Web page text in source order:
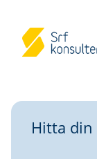
Hitta din